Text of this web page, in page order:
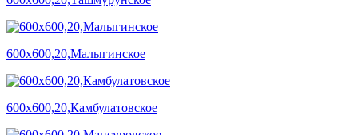
600х600,20,Малыгинское
600х600,20,Камбулатовское